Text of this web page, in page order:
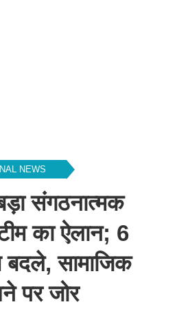
NEWS
संगठनात्मक
का ऐलान; 6
बदले, सामाजिक
पर जोर